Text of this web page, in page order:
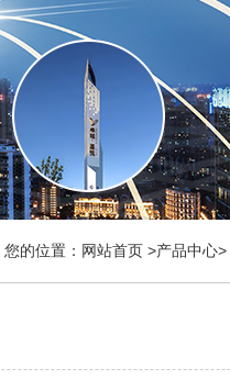
您的位置： 网站首页 >产品中心>